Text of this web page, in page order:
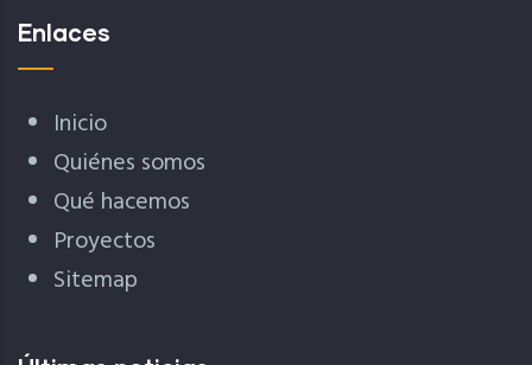
Enlaces
Inicio
Quiénes somos
Qué hacemos
Proyectos
Sitemap